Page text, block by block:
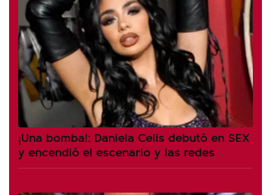
¡Una bomba!: Daniela Celis debutó en SEX
y encendió el escenario y las redes